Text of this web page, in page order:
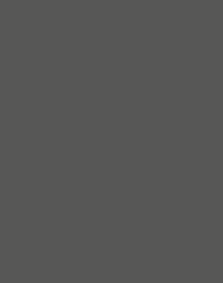
Público junto aos
de agentes
pela prática de
claramente impõe
para propor